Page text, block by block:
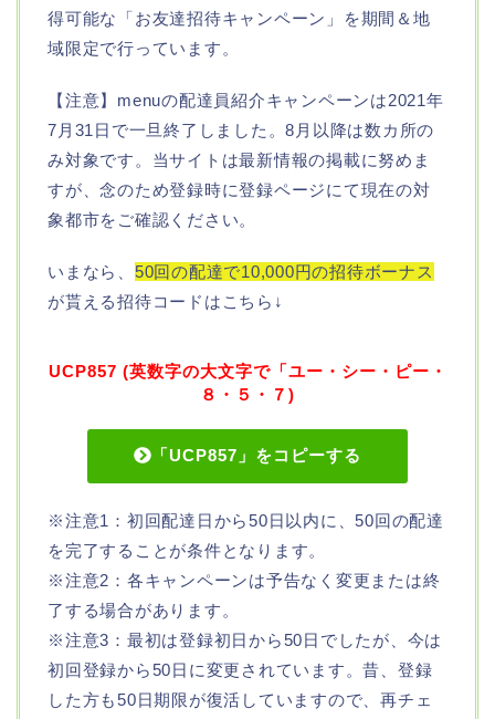
得可能な「お友達招待キャンペーン」を期間＆地
域限定で行っています。
【注意】menuの配達員紹介キャンペーンは2021年
7月31日で一旦終了しました。8月以降は数カ所の
み対象です。当サイトは最新情報の掲載に努めま
すが、念のため登録時に登録ページにて現在の対
象都市をご確認ください。
いまなら、 50回の配達で10,000円の招待ボーナス
が貰える招待コードはこちら↓
UCP857 (英数字の大文字で「ユー・シー・ピー・
８・５・７)
「UCP857」をコピーする
※注意1：初回配達日から50日以内に、50回の配達
を完了することが条件となります。
※注意2：各キャンペーンは予告なく変更または終
了する場合があります。
※注意3：最初は登録初日から50日でしたが、今は
初回登録から50日に変更されています。昔、登録
した方も50日期限が復活していますので、再チェ